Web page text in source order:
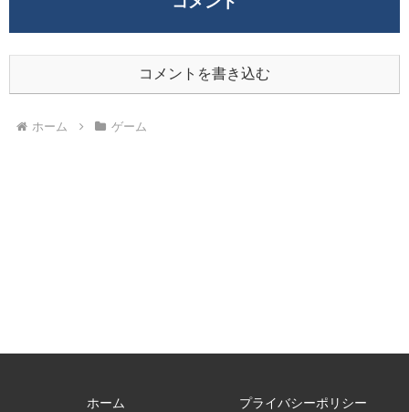
コメントを書き込む
ホーム ゲーム
ホーム プライバシーポリシー